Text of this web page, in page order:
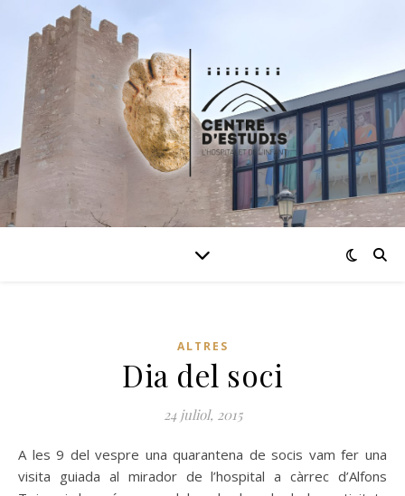
ALTRES
Dia del soci
24 juliol, 2015
A les 9 del vespre una quarantena de socis vam fer una
visita guiada al mirador de l’hospital a càrrec d’Alfons